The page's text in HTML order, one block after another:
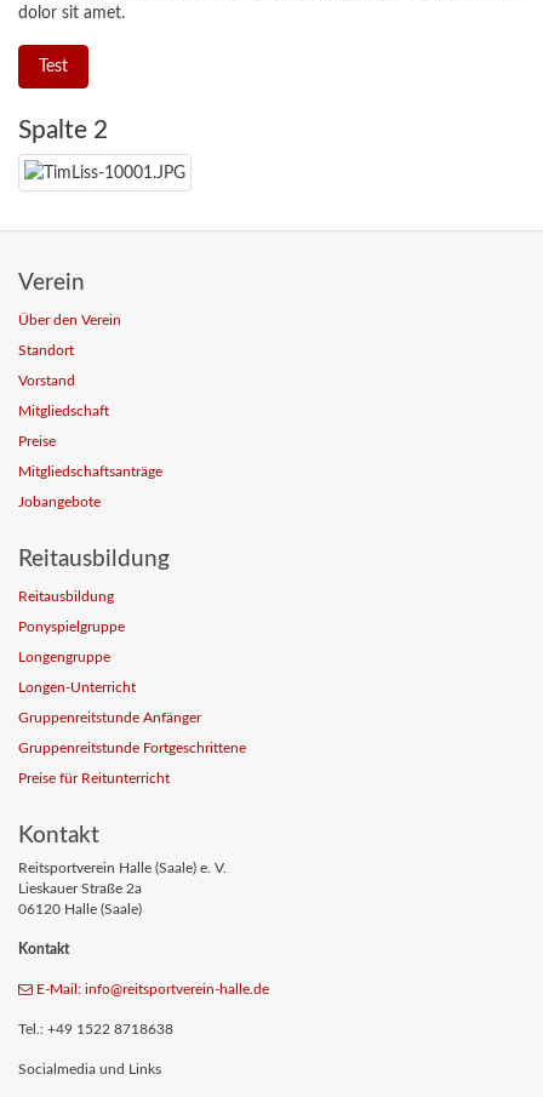
dolor sit amet.
Test
Spalte 2
Verein
Über den Verein
Standort
Vorstand
Mitgliedschaft
Preise
Mitgliedschaftsanträge
Jobangebote
Reitausbildung
Reitausbildung
Ponyspielgruppe
Longengruppe
Longen-Unterricht
Gruppenreitstunde Anfänger
Gruppenreitstunde Fortgeschrittene
Preise für Reitunterricht
Kontakt
Reitsportverein Halle (Saale) e. V.
Lieskauer Straße 2a
06120 Halle (Saale)
Kontakt
E-Mail: info@reitsportverein-halle.de
Tel.: +49 1522 8718638
Socialmedia und Links